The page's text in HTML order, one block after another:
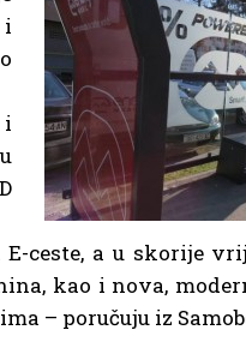
i
i
ceste, a u skorije
kao i nova,
– poručuju iz